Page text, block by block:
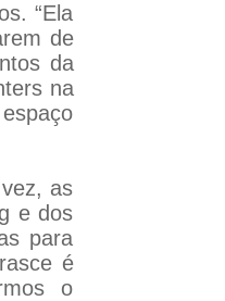
“Ela
de
da
na
as
e dos
para
é
o